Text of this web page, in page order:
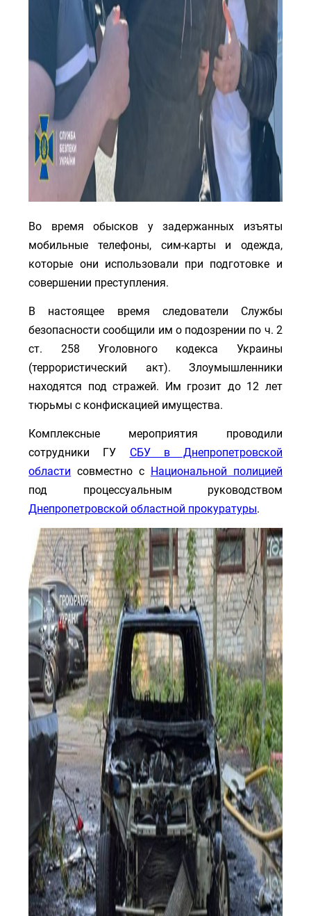
Во время обысков у задержанных изъяты
мобильные телефоны, сим-карты и одежда,
которые они использовали при подготовке и
совершении преступления.
В настоящее время следователи Службы
безопасности сообщили им о подозрении по ч. 2
ст. 258 Уголовного кодекса Украины
(террористический акт). Злоумышленники
находятся под стражей. Им грозит до 12 лет
тюрьмы с конфискацией имущества.
Комплексные мероприятия проводили
сотрудники ГУ СБУ в Днепропетровской
области совместно с Национальной полицией
под процессуальным руководством
Днепропетровской областной прокуратуры.